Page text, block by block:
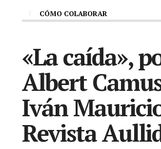
CÓMO COLABORAR
«La caída»,
Albert
Iván
Revista